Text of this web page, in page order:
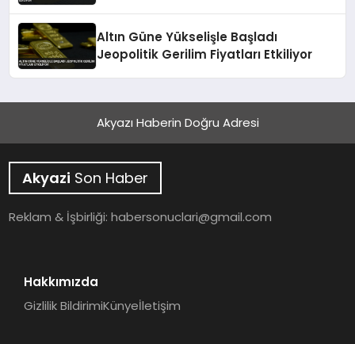
Altın Güne Yükselişle Başladı
Jeopolitik Gerilim Fiyatları Etkiliyor
Akyazı Haberin Doğru Adresi
Akyazi Son Haber
Reklam & İşbirliği:habersonuclari@gmail.com
Hakkımızda
Gizlilik BildirimiKünyeİletişim